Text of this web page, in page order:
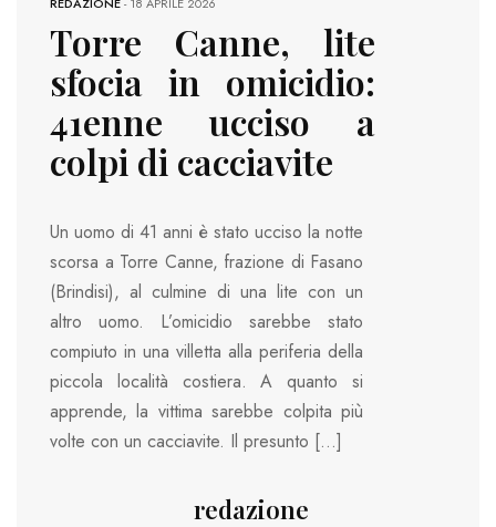
Torre Canne, lite
sfocia in omicidio:
41enne ucciso a
colpi di cacciavite
Un uomo di 41 anni è stato ucciso la notte
scorsa a Torre Canne, frazione di Fasano
(Brindisi), al culmine di una lite con un
altro uomo. L’omicidio sarebbe stato
compiuto in una villetta alla periferia della
piccola località costiera. A quanto si
apprende, la vittima sarebbe colpita più
volte con un cacciavite. Il presunto […]
redazione